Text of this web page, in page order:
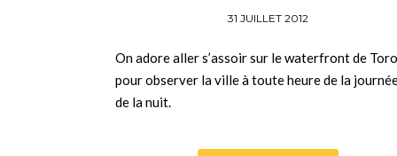
31 JUILLET 2012
On adore aller s’assoir sur le waterfront de
pour observer la ville à toute heure de la
de la nuit.